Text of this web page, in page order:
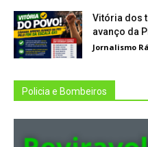
Vitória dos
avanço da
Jornalismo
Policia e Bombeiros